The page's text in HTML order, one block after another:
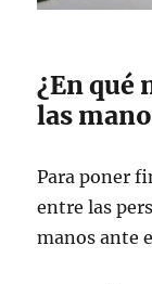
¿En qué
las
Para poner
entre las
manos ante